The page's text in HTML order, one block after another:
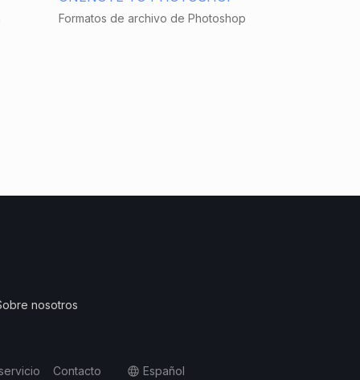
Formatos de archivo de Photoshop
nosotros
Contacto Español